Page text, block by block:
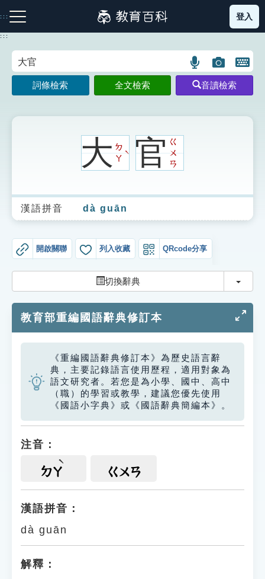
到
主
:::
注音索引圖示 筆畫索引圖示 部首索引表圖示
生字詞彙表
成語故事
索引選單
單字索引
生命大百科索引
遊戲專區
教學應用
貓頭鷹博士
登入
:::
語
言
搜
圖
片
搜
開
鍵
圖
詞條檢索 全文檢索 音讀檢索
大ㄉ
ㄚ
ˋ 官ㄍ
ㄨ
ㄢ
漢語拼音 dà guān
開啟關聯 列入收藏 QRcode分享
切換辭典 切換
教育部重編國語辭典修訂本
《重編國語辭典修訂本》為歷史語言辭
典，主要記錄語言使用歷程，適用對象為
語文研究者。若您是為小學、國中、高中
（職）的學習或教學，建議您優先使用
《國語小字典》或《國語辭典簡編本》。
注音：
ㄉㄚ ㄍㄨㄢ
漢語拼音：
dà guān
解釋：